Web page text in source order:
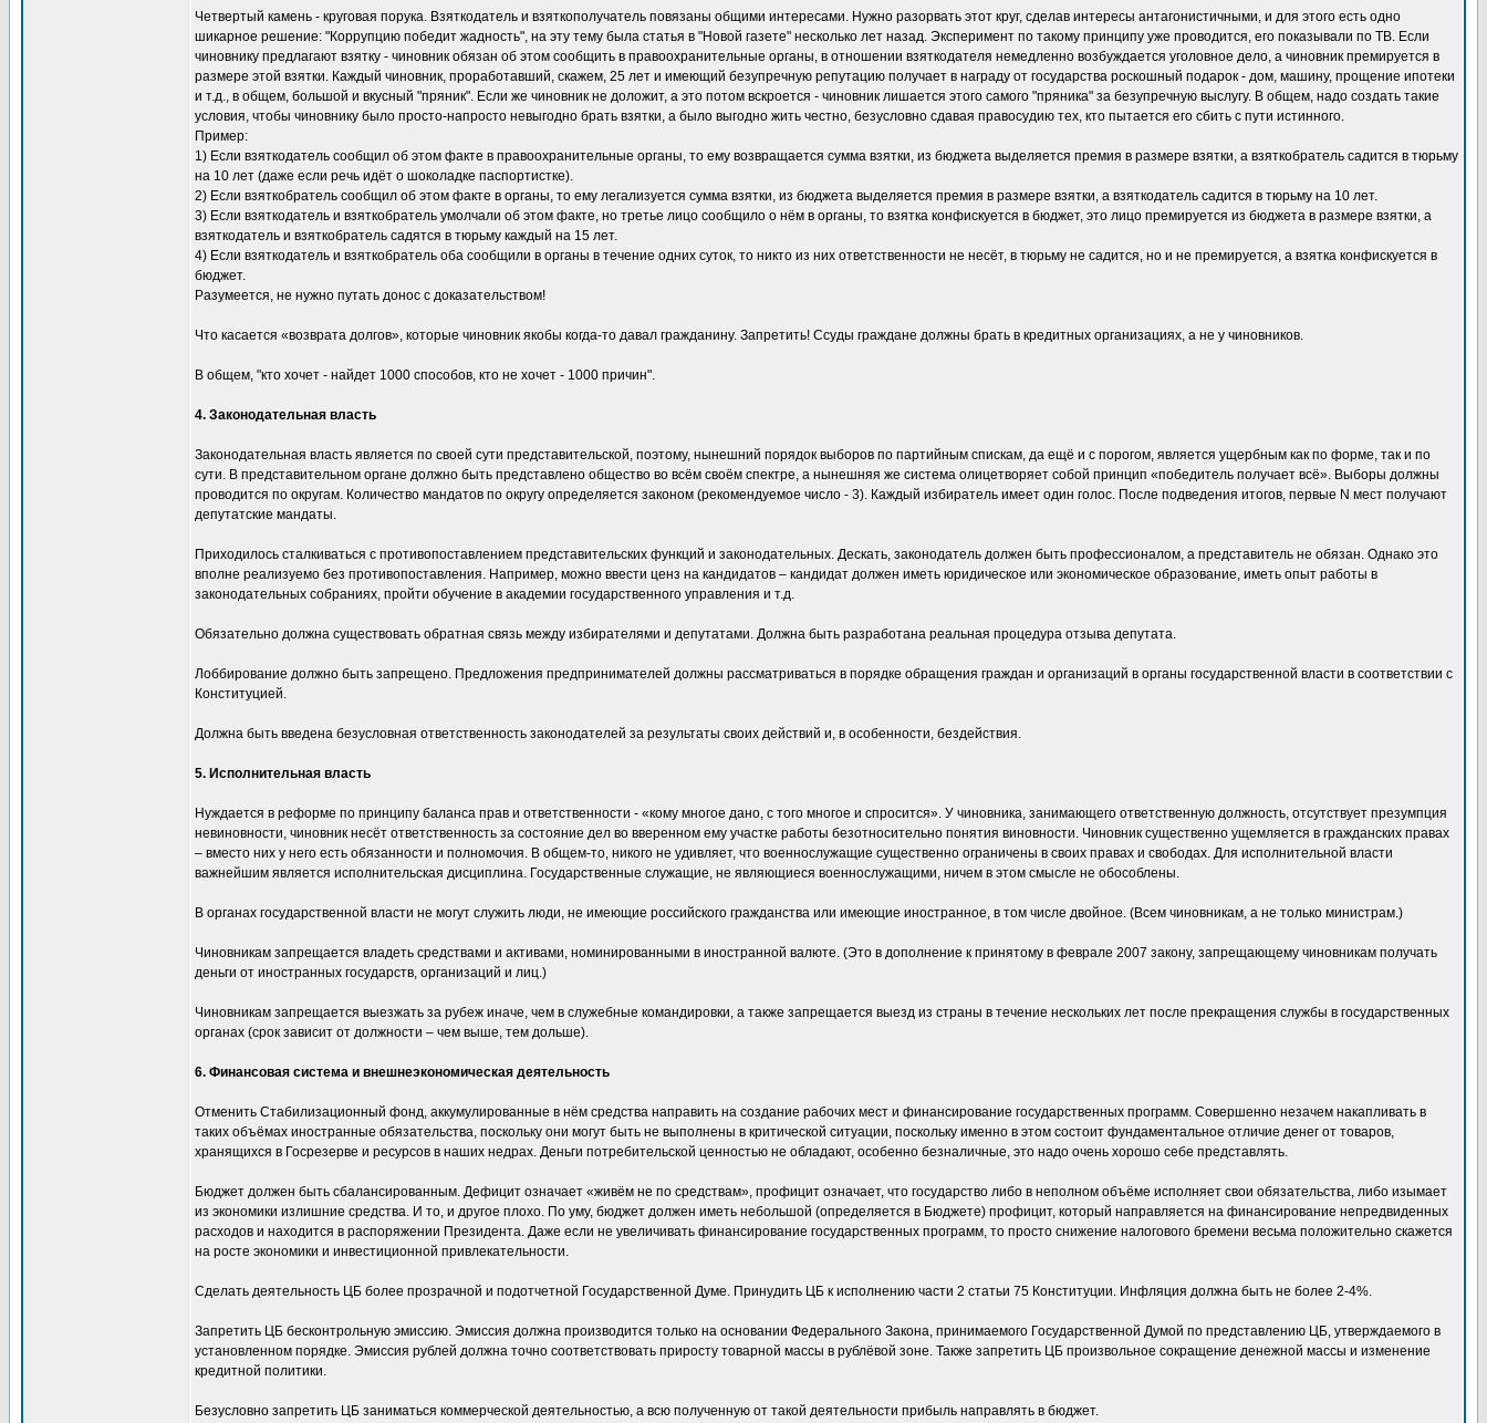
Четвертый камень - круговая порука. Взяткодатель и взяткополучатель повязаны общими интересами. Нужно разорвать этот круг, сделав интересы антагонистичными, и для этого есть одно
шикарное решение: "Коррупцию победит жадность", на эту тему была статья в "Новой газете" несколько лет назад. Эксперимент по такому принципу уже проводится, его показывали по ТВ. Если
чиновнику предлагают взятку - чиновник обязан об этом сообщить в правоохранительные органы, в отношении взяткодателя немедленно возбуждается уголовное дело, а чиновник премируется в
размере этой взятки. Каждый чиновник, проработавший, скажем, 25 лет и имеющий безупречную репутацию получает в награду от государства роскошный подарок - дом, машину, прощение ипотеки
и т.д., в общем, большой и вкусный "пряник". Если же чиновник не доложит, а это потом вскроется - чиновник лишается этого самого "пряника" за безупречную выслугу. В общем, надо создать такие
условия, чтобы чиновнику было просто-напросто невыгодно брать взятки, а было выгодно жить честно, безусловно сдавая правосудию тех, кто пытается его сбить с пути истинного.
Пример:
1) Если взяткодатель сообщил об этом факте в правоохранительные органы, то ему возвращается сумма взятки, из бюджета выделяется премия в размере взятки, а взяткобратель садится в тюрьму
на 10 лет (даже если речь идёт о шоколадке паспортистке).
2) Если взяткобратель сообщил об этом факте в органы, то ему легализуется сумма взятки, из бюджета выделяется премия в размере взятки, а взяткодатель садится в тюрьму на 10 лет.
3) Если взяткодатель и взяткобратель умолчали об этом факте, но третье лицо сообщило о нём в органы, то взятка конфискуется в бюджет, это лицо премируется из бюджета в размере взятки, а
взяткодатель и взяткобратель садятся в тюрьму каждый на 15 лет.
4) Если взяткодатель и взяткобратель оба сообщили в органы в течение одних суток, то никто из них ответственности не несёт, в тюрьму не садится, но и не премируется, а взятка конфискуется в
бюджет.
Разумеется, не нужно путать донос с доказательством!
Что касается «возврата долгов», которые чиновник якобы когда-то давал гражданину. Запретить! Ссуды граждане должны брать в кредитных организациях, а не у чиновников.
В общем, "кто хочет - найдет 1000 способов, кто не хочет - 1000 причин".
4. Законодательная власть
Законодательная власть является по своей сути представительской, поэтому, нынешний порядок выборов по партийным спискам, да ещё и с порогом, является ущербным как по форме, так и по
сути. В представительном органе должно быть представлено общество во всём своём спектре, а нынешняя же система олицетворяет собой принцип «победитель получает всё». Выборы должны
проводится по округам. Количество мандатов по округу определяется законом (рекомендуемое число - 3). Каждый избиратель имеет один голос. После подведения итогов, первые N мест получают
депутатские мандаты.
Приходилось сталкиваться с противопоставлением представительских функций и законодательных. Дескать, законодатель должен быть профессионалом, а представитель не обязан. Однако это
вполне реализуемо без противопоставления. Например, можно ввести ценз на кандидатов – кандидат должен иметь юридическое или экономическое образование, иметь опыт работы в
законодательных собраниях, пройти обучение в академии государственного управления и т.д.
Обязательно должна существовать обратная связь между избирателями и депутатами. Должна быть разработана реальная процедура отзыва депутата.
Лоббирование должно быть запрещено. Предложения предпринимателей должны рассматриваться в порядке обращения граждан и организаций в органы государственной власти в соответствии с
Конституцией.
Должна быть введена безусловная ответственность законодателей за результаты своих действий и, в особенности, бездействия.
5. Исполнительная власть
Нуждается в реформе по принципу баланса прав и ответственности - «кому многое дано, с того многое и спросится». У чиновника, занимающего ответственную должность, отсутствует презумпция
невиновности, чиновник несёт ответственность за состояние дел во вверенном ему участке работы безотносительно понятия виновности. Чиновник существенно ущемляется в гражданских правах
– вместо них у него есть обязанности и полномочия. В общем-то, никого не удивляет, что военнослужащие существенно ограничены в своих правах и свободах. Для исполнительной власти
важнейшим является исполнительская дисциплина. Государственные служащие, не являющиеся военнослужащими, ничем в этом смысле не обособлены.
В органах государственной власти не могут служить люди, не имеющие российского гражданства или имеющие иностранное, в том числе двойное. (Всем чиновникам, а не только министрам.)
Чиновникам запрещается владеть средствами и активами, номинированными в иностранной валюте. (Это в дополнение к принятому в феврале 2007 закону, запрещающему чиновникам получать
деньги от иностранных государств, организаций и лиц.)
Чиновникам запрещается выезжать за рубеж иначе, чем в служебные командировки, а также запрещается выезд из страны в течение нескольких лет после прекращения службы в государственных
органах (срок зависит от должности – чем выше, тем дольше).
6. Финансовая система и внешнеэкономическая деятельность
Отменить Стабилизационный фонд, аккумулированные в нём средства направить на создание рабочих мест и финансирование государственных программ. Совершенно незачем накапливать в
таких объёмах иностранные обязательства, поскольку они могут быть не выполнены в критической ситуации, поскольку именно в этом состоит фундаментальное отличие денег от товаров,
хранящихся в Госрезерве и ресурсов в наших недрах. Деньги потребительской ценностью не обладают, особенно безналичные, это надо очень хорошо себе представлять.
Бюджет должен быть сбалансированным. Дефицит означает «живём не по средствам», профицит означает, что государство либо в неполном объёме исполняет свои обязательства, либо изымает
из экономики излишние средства. И то, и другое плохо. По уму, бюджет должен иметь небольшой (определяется в Бюджете) профицит, который направляется на финансирование непредвиденных
расходов и находится в распоряжении Президента. Даже если не увеличивать финансирование государственных программ, то просто снижение налогового бремени весьма положительно скажется
на росте экономики и инвестиционной привлекательности.
Сделать деятельность ЦБ более прозрачной и подотчетной Государственной Думе. Принудить ЦБ к исполнению части 2 статьи 75 Конституции. Инфляция должна быть не более 2-4%.
Запретить ЦБ бесконтрольную эмиссию. Эмиссия должна производится только на основании Федерального Закона, принимаемого Государственной Думой по представлению ЦБ, утверждаемого в
установленном порядке. Эмиссия рублей должна точно соответствовать приросту товарной массы в рублёвой зоне. Также запретить ЦБ произвольное сокращение денежной массы и изменение
кредитной политики.
Безусловно запретить ЦБ заниматься коммерческой деятельностью, а всю полученную от такой деятельности прибыль направлять в бюджет.